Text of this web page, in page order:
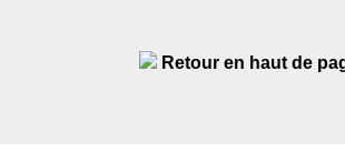
Retour en haut de